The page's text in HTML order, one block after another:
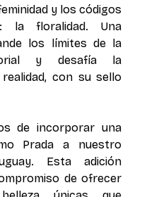
y los códigos
la floralidad. Una
los límites de la
y desafía la
con su sello
de incorporar una
Prada a nuestro
Esta adición
de ofrecer